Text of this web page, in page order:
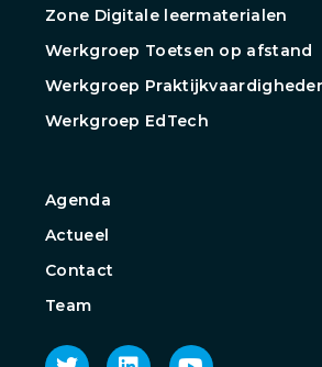
Zone Digitale leermaterialen
Werkgroep Toetsen op afstand
Werkgroep
Werkgroep EdTech
Agenda
Actueel
Contact
Team